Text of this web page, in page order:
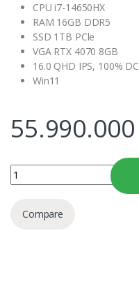
CPU i7-14650HX
RAM 16GB DDR5
SSD 1TB PCle
VGA RTX 4070 8GB
16.0 QHD IPS, 100%
Win11
55.990.000
Laptop MSI Sword 16 HX
Compare